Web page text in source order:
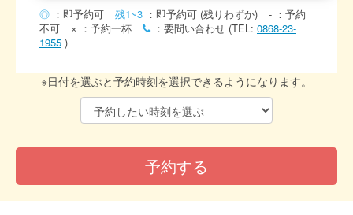
◎ ：即予約可 残1~3 ：即予約可 (残りわずか) - ：予約
不可
× ：予約一杯 ：要問い合わせ (TEL: 0868-23-
1955 )
※日付を選ぶと予約時刻を選択できるようになります。